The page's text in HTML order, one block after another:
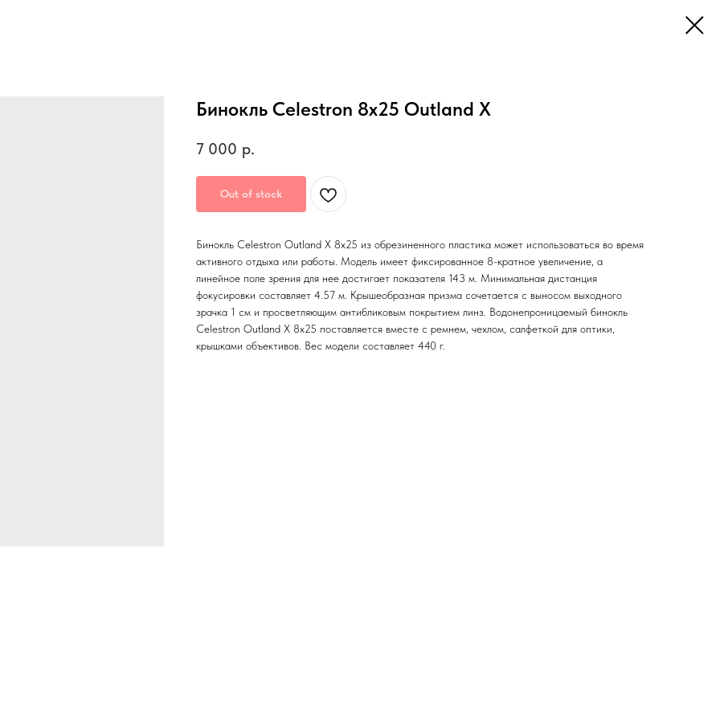
Бинокль Celestron 8x25 Outland X
7 000 р.
Out of stock
Бинокль Celestron Outland X 8x25 из обрезиненного пластика может использоваться во время
активного отдыха или работы. Модель имеет фиксированное 8-кратное увеличение, а
линейное поле зрения для нее достигает показателя 143 м. Минимальная дистанция
фокусировки составляет 4.57 м. Крышеобразная призма сочетается с выносом выходного
зрачка 1 см и просветляющим антибликовым покрытием линз. Водонепроницаемый бинокль
Celestron Outland X 8x25 поставляется вместе с ремнем, чехлом, салфеткой для оптики,
крышками объективов. Вес модели составляет 440 г.